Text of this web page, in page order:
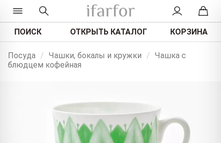
ПОИСК ОТКРЫТЬ КАТАЛОГ КОРЗИНА
Посуда / Чашки, бокалы и кружки / Чашка с
блюдцем кофейная